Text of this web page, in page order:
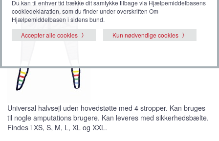
Universal halvsejl uden hovedstøtte med 4 stropper. Kan bruges
til nogle amputations brugere. Kan leveres med sikkerhedsbælte.
Findes i XS, S, M, L, XL og XXL.
Du kan til enhver tid trække dit samtykke tilbage via Hjælpemiddelbasens
cookiedeklaration, som du finder under overskriften Om
Hjælpemiddelbasen i sidens bund.
Accepter alle cookies
Kun nødvendige cookies